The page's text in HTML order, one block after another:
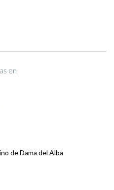
en
de Dama del Alba